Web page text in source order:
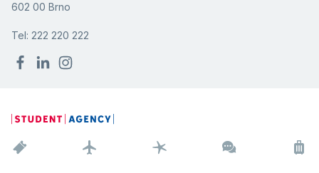
602 00 Brno
Tel: 222 220 222